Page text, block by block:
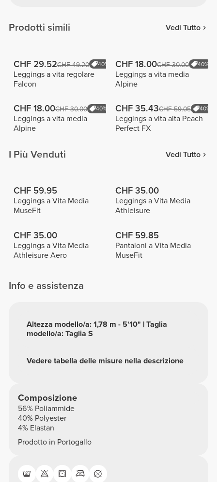
Prodotti simili Vedi Tutto
CHF 29.52CHF 49.20 40%
Leggings a vita regolare
Falcon
CHF 18.00CHF 30.00 40%
Leggings a vita media
Alpine
CHF 18.00CHF 30.00 40%
Leggings a vita media
Alpine
CHF 35.43CHF 59.05 40%
Leggings a vita alta Peach
Perfect FX
I Più Venduti Vedi Tutto
CHF 59.95
Leggings a Vita Media
MuseFit
CHF 35.00
Leggings a Vita Media
Athleisure
CHF 35.00
Leggings a Vita Media
Athleisure Aero
CHF 59.85
Pantaloni a Vita Media
MuseFit
Info e assistenza
Vedere tabella delle misure nella descrizione
Altezza modello/a: 1,78 m - 5'10" | Taglia
modello/a: Taglia S
Composizione
56% Poliammide
40% Polyester
4% Elastan
Prodotto in Portogallo